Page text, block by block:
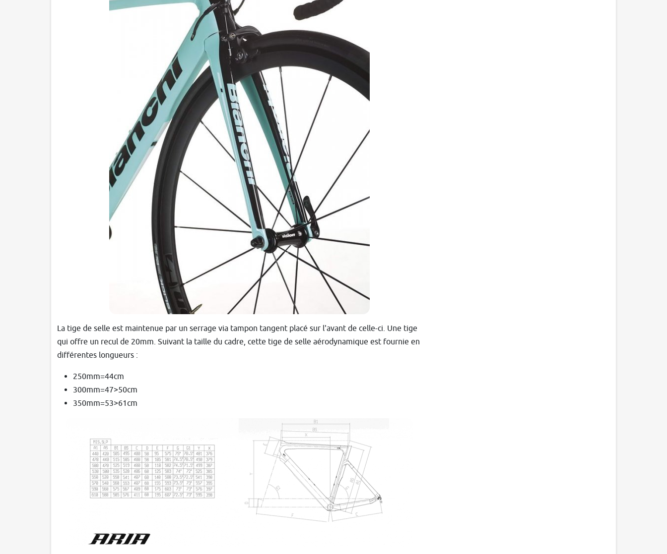
La tige de selle est maintenue par un serrage via tampon tangent placé sur l'avant de celle-ci. Une tige
qui offre un recul de 20mm. Suivant la taille du cadre, cette tige de selle aérodynamique est fournie en
différentes longueurs :
250mm=44cm
300mm=47>50cm
350mm=53>61cm